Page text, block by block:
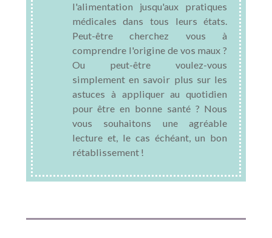
l'alimentation jusqu'aux pratiques
médicales dans tous leurs états.
Peut-être cherchez vous à
comprendre l'origine de vos maux ?
Ou peut-être voulez-vous
simplement en savoir plus sur les
astuces à appliquer au quotidien
pour être en bonne santé ? Nous
vous souhaitons une agréable
lecture et, le cas échéant, un bon
rétablissement !